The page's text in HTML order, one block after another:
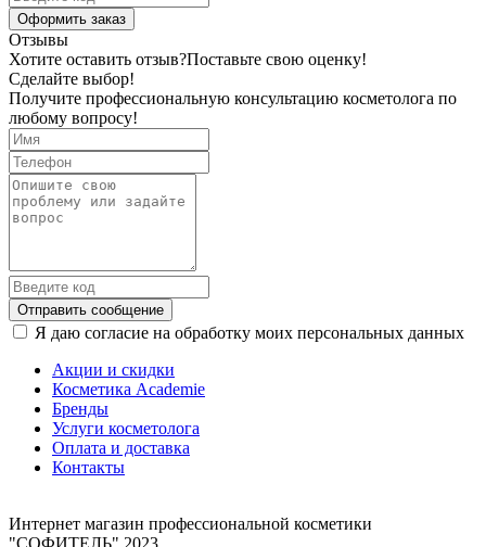
Оформить заказ
Отзывы
Хотите оставить отзыв?Поставьте свою оценку!
Сделайте выбор!
Получите профессиональную консультацию косметолога по
любому вопросу!
Отправить сообщение
Я даю согласие на обработку моих персональных данных
Акции и скидки
Косметика Academie
Бренды
Услуги косметолога
Оплата и доставка
Контакты
Интернет магазин профессиональной косметики
"СОФИТЕЛЬ" 2023